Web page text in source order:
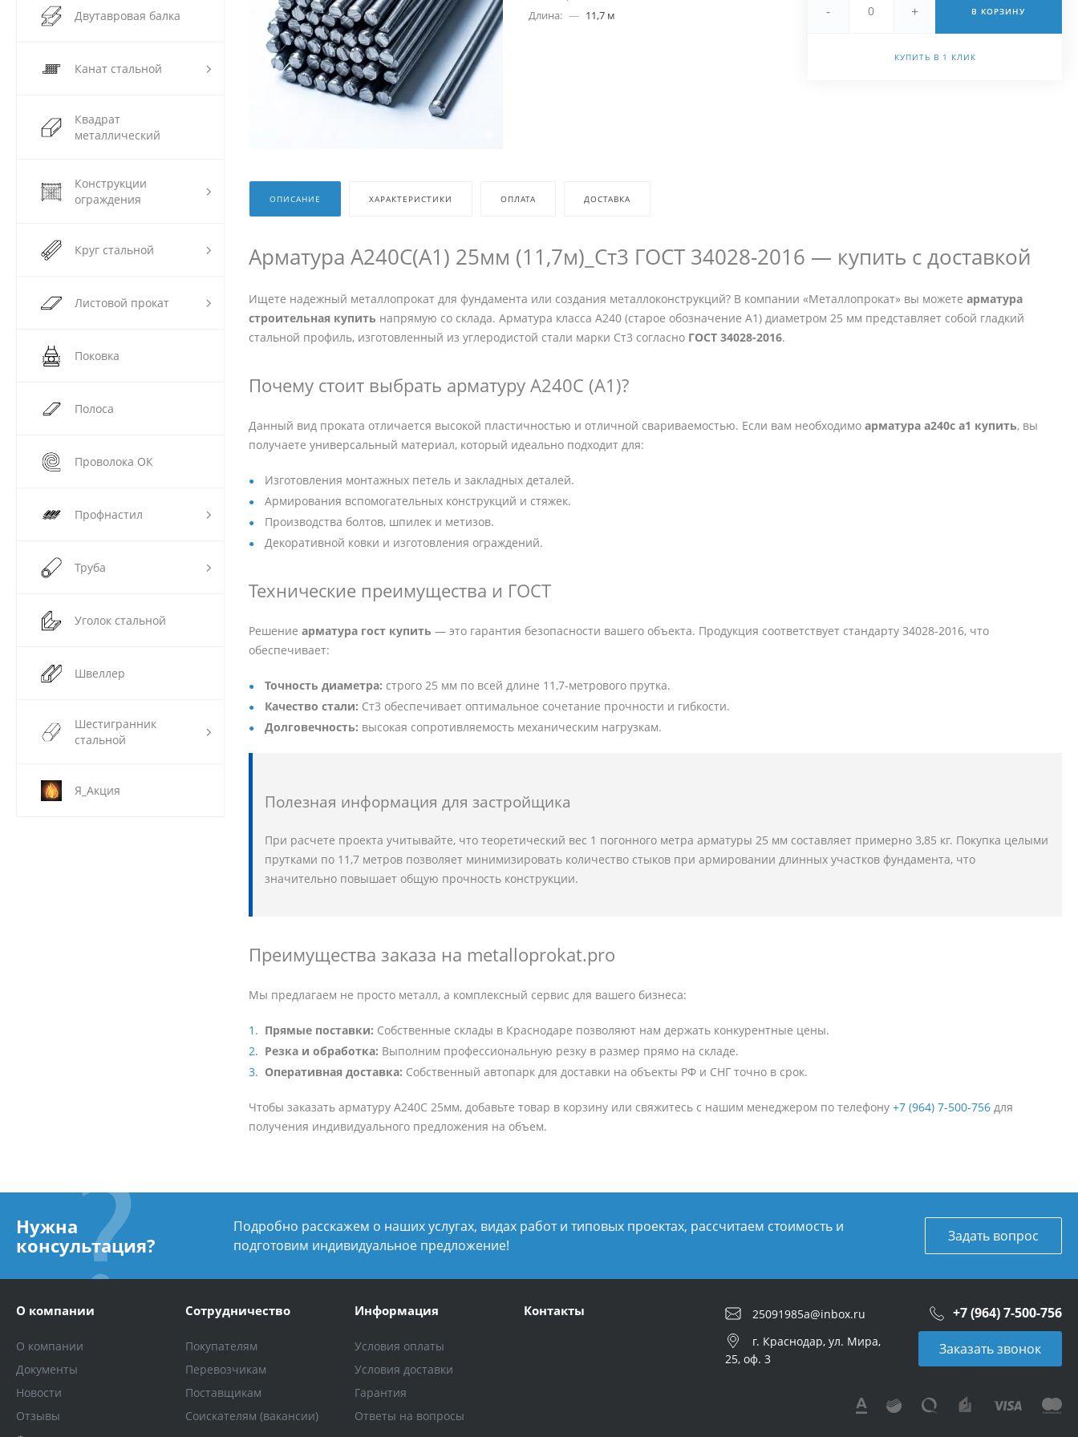
25091985a@inbox.ru
г. Новосибирск, ул.
Двутавровая балка
Канат стальной
Квадрат
металлический
Конструкции
ограждения
Круг стальной
Листовой прокат
Поковка
Полоса
Проволока ОК
Профнастил
Труба
Уголок стальной
Швеллер
Шестигранник
стальной
Я_Акция
Длина: — 11,7 м - + В КОРЗИНУ
КУПИТЬ В 1 КЛИК
ОПИСАНИЕ ХАРАКТЕРИСТИКИ ОПЛАТА ДОСТАВКА
Арматура А240С(А1) 25мм (11,7м)_Ст3 ГОСТ 34028-2016 — купить с доставкой
Ищете надежный металлопрокат для фундамента или создания металлоконструкций? В компании «Металлопрокат» вы можете арматура
строительная купить напрямую со склада. Арматура класса А240 (старое обозначение А1) диаметром 25 мм представляет собой гладкий
стальной профиль, изготовленный из углеродистой стали марки Ст3 согласно ГОСТ 34028-2016.
Почему стоит выбрать арматуру А240С (А1)?
Данный вид проката отличается высокой пластичностью и отличной свариваемостью. Если вам необходимо арматура а240с а1 купить, вы
получаете универсальный материал, который идеально подходит для:
Изготовления монтажных петель и закладных деталей.
Армирования вспомогательных конструкций и стяжек.
Производства болтов, шпилек и метизов.
Декоративной ковки и изготовления ограждений.
Технические преимущества и ГОСТ
Решение арматура гост купить — это гарантия безопасности вашего объекта. Продукция соответствует стандарту 34028-2016, что
обеспечивает:
Точность диаметра: строго 25 мм по всей длине 11,7-метрового прутка.
Качество стали: Ст3 обеспечивает оптимальное сочетание прочности и гибкости.
Долговечность: высокая сопротивляемость механическим нагрузкам.
Полезная информация для застройщика
При расчете проекта учитывайте, что теоретический вес 1 погонного метра арматуры 25 мм составляет примерно 3,85 кг. Покупка целыми
прутками по 11,7 метров позволяет минимизировать количество стыков при армировании длинных участков фундамента, что
значительно повышает общую прочность конструкции.
Преимущества заказа на metalloprokat.pro
Мы предлагаем не просто металл, а комплексный сервис для вашего бизнеса:
Прямые поставки: Собственные склады в Краснодаре позволяют нам держать конкурентные цены.
Резка и обработка: Выполним профессиональную резку в размер прямо на складе.
Оперативная доставка: Собственный автопарк для доставки на объекты РФ и СНГ точно в срок.
Чтобы заказать арматуру А240С 25мм, добавьте товар в корзину или свяжитесь с нашим менеджером по телефону +7 (964) 7-500-756 для
получения индивидуального предложения на объем.
Нужна
консультация?
Подробно расскажем о наших услугах, видах работ и типовых проектах, рассчитаем стоимость и
подготовим индивидуальное предложение!
Задать вопрос
О компании
О компании
Документы
Новости
Отзывы
Сотрудничество
Покупателям
Перевозчикам
Поставщикам
Соискателям (вакансии)
Информация
Условия оплаты
Условия доставки
Гарантия
Ответы на вопросы
Контакты 25091985a@inbox.ru +7 (964) 7-500-756
г. Краснодар, ул. Мира,
25, оф. 3
Заказать звонок